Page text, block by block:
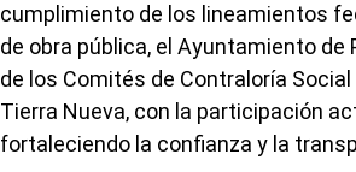
cumplimiento de los lineamientos
de obra pública, el Ayuntamiento
de los Comités de Contraloría
Tierra Nueva, con la participación
fortaleciendo la confianza y la